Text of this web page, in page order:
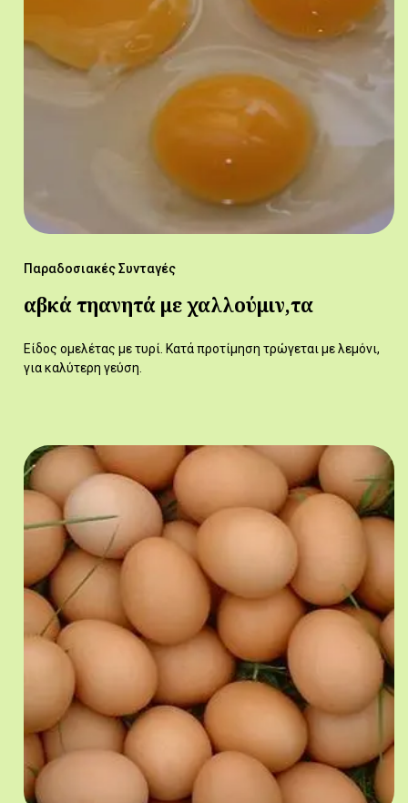
Παραδοσιακές Συνταγές
αβκά τηανητά με χαλλούμιν,τα
Είδος ομελέτας με τυρί. Κατά προτίμηση τρώγεται με λεμόνι,
για καλύτερη γεύση.